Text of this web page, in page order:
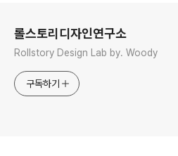
롤스토리디자인연구소
Rollstory Design Lab by. Woody
구독하기